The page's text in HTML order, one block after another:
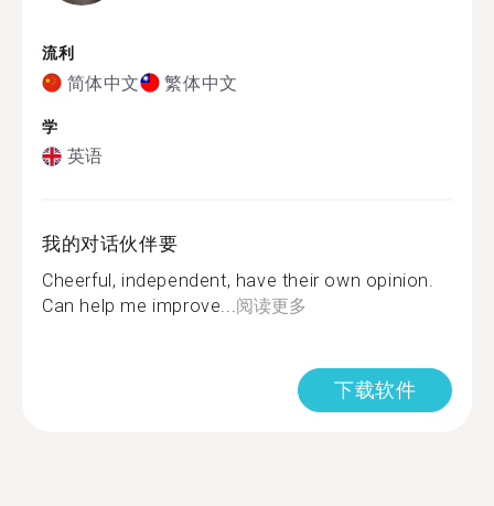
流利
简体中文 繁体中文
学
英语
我的对话伙伴要
Cheerful, independent, have their own opinion.
Can help me improve...阅读更多
下载软件